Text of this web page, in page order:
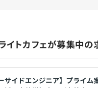
の資格が多数あります！
資格取得の支援を行って
ッスン(希望制)制度あり
イトカフェが募集中の
サイドエンジニア】プライム